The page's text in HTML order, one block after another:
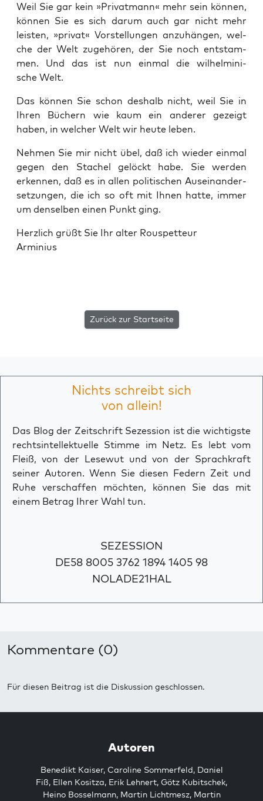
Weil Sie gar kein »Pri­vat­mann« mehr sein kön­nen,
kön­nen Sie es sich dar­um auch gar nicht mehr
leis­ten, »pri­vat« Vor­stel­lun­gen anzu­hän­gen, wel­
che der Welt zuge­hö­ren, der Sie noch ent­stam­
men. Und das ist nun ein­mal die wil­hel­mi­ni­
sche Welt.
Das kön­nen Sie schon des­halb nicht, weil Sie in
Ihren Büchern wie kaum ein ande­rer gezeigt
haben, in wel­cher Welt wir heu­te leben.
Neh­men Sie mir nicht übel, daß ich wie­der ein­mal
gegen den Sta­chel gelöckt habe. Sie wer­den
erken­nen, daß es in allen poli­ti­schen Aus­ein­an­der­
set­zun­gen, die ich so oft mit Ihnen hat­te, immer
um den­sel­ben einen Punkt ging.
Herz­lich grüßt Sie Ihr alter Rouspetteur
Arminius
Zurück zur Startseite
Nichts schreibt sich
von allein!
Das Blog der Zeitschrift Sezession ist die wichtigste
rechtsintellektuelle Stimme im Netz. Es lebt vom
Fleiß, von der Lesewut und von der Sprachkraft
seiner Autoren. Wenn Sie diesen Federn Zeit und
Ruhe verschaffen möchten, können Sie das mit
einem Betrag Ihrer Wahl tun.
SEZESSION
DE58 8005 3762 1894 1405 98
NOLADE21HAL
Kommentare (0)
Für diesen Beitrag ist die Diskussion geschlossen.
Autoren
Benedikt Kaiser, Caroline Sommerfeld, Daniel
Fiß, Ellen Kositza, Erik Lehnert, Götz Kubitschek,
Heino Bosselmann, Martin Lichtmesz, Martin